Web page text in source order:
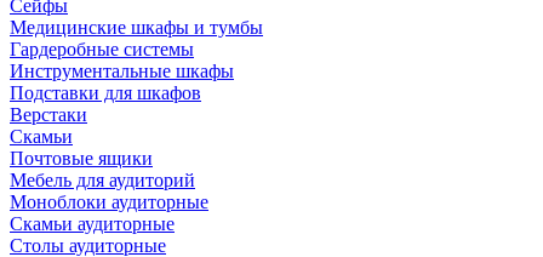
Сейфы
Медицинские шкафы и тумбы
Гардеробные системы
Инструментальные шкафы
Подставки для шкафов
Верстаки
Скамьи
Почтовые ящики
Мебель для аудиторий
Моноблоки аудиторные
Скамьи аудиторные
Столы аудиторные